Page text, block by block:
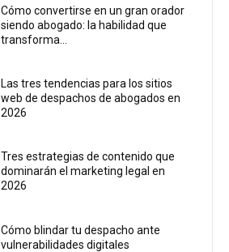
Cómo convertirse en un gran orador
siendo abogado: la habilidad que
transforma...
Las tres tendencias para los sitios
web de despachos de abogados en
2026
Tres estrategias de contenido que
dominarán el marketing legal en
2026
Cómo blindar tu despacho ante
vulnerabilidades digitales